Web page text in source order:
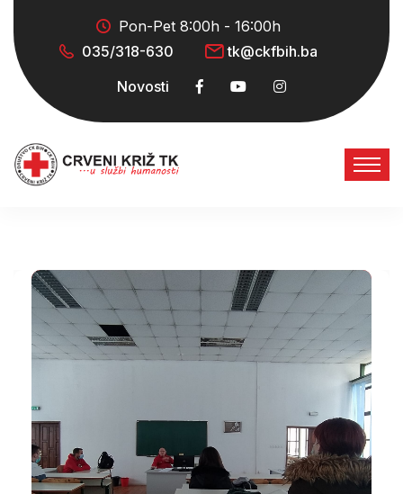
Pon-Pet 8:00h - 16:00h
035/318-630
tk@ckfbih.ba
Novosti